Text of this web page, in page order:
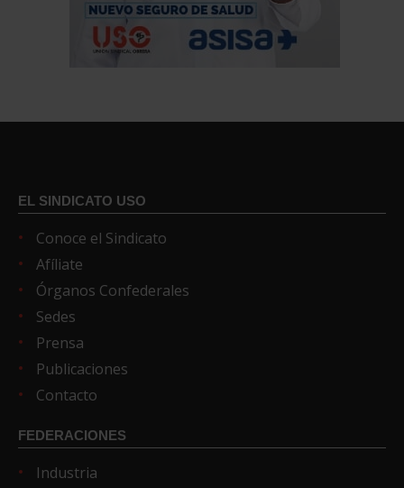
EL SINDICATO USO
Conoce el Sindicato
Afíliate
Órganos Confederales
Sedes
Prensa
Publicaciones
Contacto
FEDERACIONES
Industria